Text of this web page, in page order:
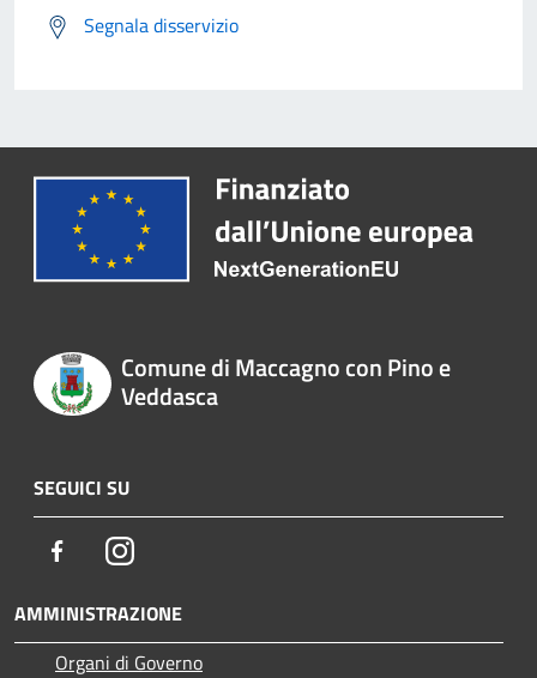
Segnala disservizio
Comune di Maccagno con Pino e
Veddasca
SEGUICI SU
FacebookInstagram
AMMINISTRAZIONE
Organi di Governo